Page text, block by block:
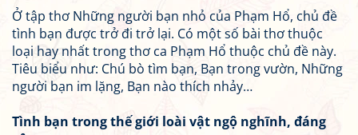
Ở tập thơ Những người bạn nhỏ của Phạm Hổ, chủ đề
tình bạn được trở đi trở lại. Có một số bài thơ thuộc
loại hay nhất trong thơ ca Phạm Hổ thuộc chủ đề này.
Tiêu biểu như: Chú bò tìm bạn, Bạn trong vườn, Những
người bạn im lặng, Bạn nào thích nhảy…
Tình bạn trong thế giới loài vật ngộ nghĩnh, đáng